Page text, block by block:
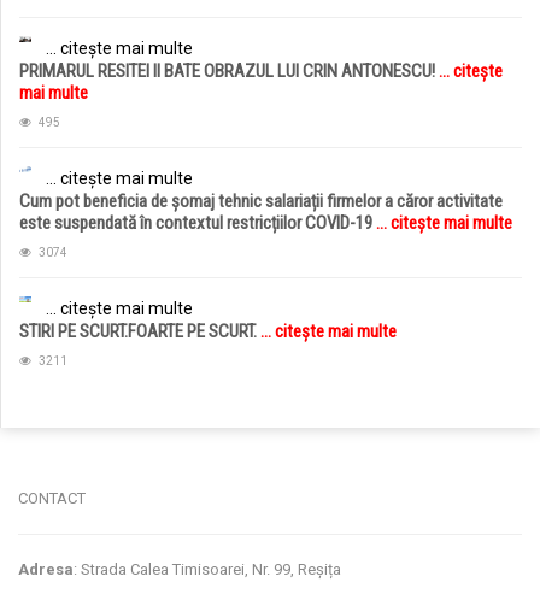
... citește mai multe
PRIMARUL RESITEI II BATE OBRAZUL LUI CRIN ANTONESCU!... citește
mai multe
495
... citește mai multe
Cum pot beneficia de șomaj tehnic salariații firmelor a căror activitate
este suspendată în contextul restricțiilor COVID-19... citește mai multe
3074
... citește mai multe
STIRI PE SCURT.FOARTE PE SCURT.... citește mai multe
3211
CONTACT
Adresa: Strada Calea Timisoarei, Nr. 99, Reșița